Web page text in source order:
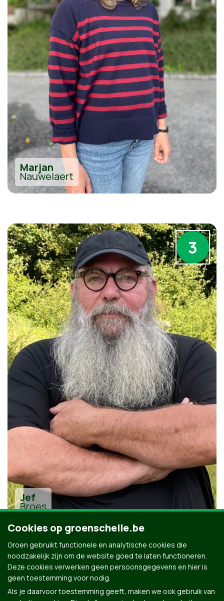
Marjan
Nauwelaert
3
Jef
Broes
Alle kandidaten uit Schelle
Cookies op groenschelle.be
Groen gebruikt functionele en analytische cookies die
noodzakelijk zijn om de website goed te laten functioneren.
Deze cookies verwerken geen persoonsgegevens en hier is
geen toestemming voor nodig.
Als je daarvoor toestemming geeft, maken we ook gebruik van